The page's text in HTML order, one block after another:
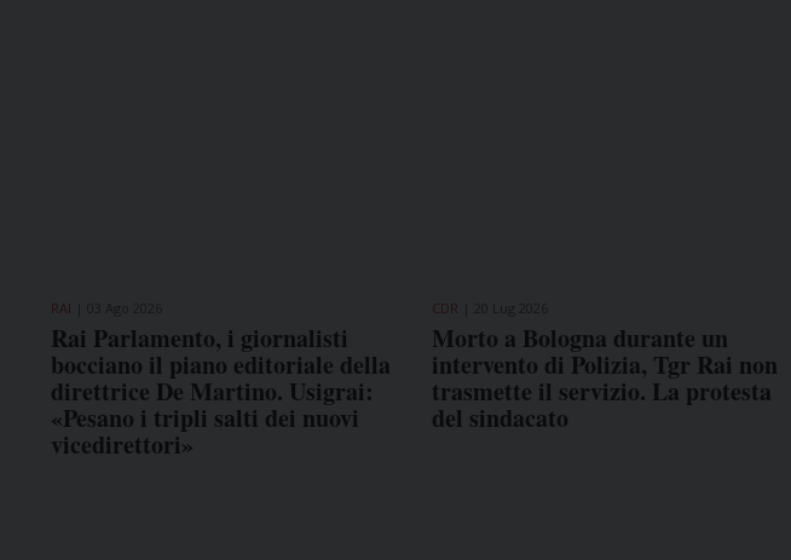
RAI
Rai Parlamento, i giornalisti
bocciano il piano editoriale della
direttrice De Martino. Usigrai:
«Pesano i tripli salti dei nuovi
vicedirettori»
CDR
Morto a Bologna durante un
intervento di Polizia, Tgr Rai non
trasmette il servizio. La protesta
del sindacato